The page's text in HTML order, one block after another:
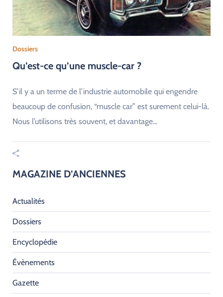
Dossiers
Qu’est-ce qu’une muscle-car ?
S’il y a un terme de l’industrie automobile qui engendre
beaucoup de confusion, “muscle car” est surement celui-là.
Nous l’utilisons très souvent, et davantage…
MAGAZINE D’ANCIENNES
Actualités
Dossiers
Encyclopédie
Évènements
Gazette